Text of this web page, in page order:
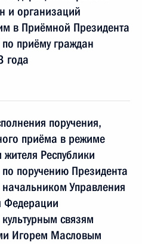
и организаций
в Приёмной Президента
приёму граждан
года
поручения,
приёма в режиме
Республики
поручению Президента
Управления
Федерации
связям
Игорем Масловым